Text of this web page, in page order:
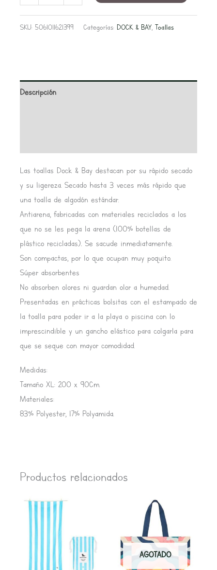
SKU: 5061011621399 Categorías: DOCK & BAY, Toallas
Descripción
Las toallas Dock & Bay destacan por su rápido secado
y su ligereza. Secado hasta 3 veces más rápido que
una toalla de algodón estándar.
Antiarena, fabricadas con materiales reciclados a los
que no se les pega la arena (100% botellas de
plástico recicladas).. Se sacude inmediatamente.
Son compactas, por lo que ocupan muy poquito.
Súper absorbentes
No absorben olores ni guardan olor a humedad.
Presentadas en prácticas bolsitas con el estampado de
la toalla para poder ir a la playa o piscina con lo
imprescindible y un gancho elástico para colgarla para
que se seque con mayor comodidad.
Medidas:
Tamaño XL: 200 x 90Cm.
Materiales:
83% Polyester, 17% Polyamida.
Productos relacionados
AGOTADO